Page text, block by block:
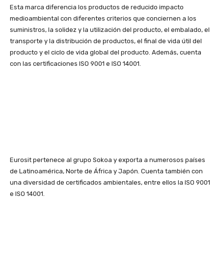
Esta marca diferencia los productos de reducido impacto
medioambiental con diferentes criterios que conciernen a los
suministros, la solidez y la utilización del producto, el embalado, el
transporte y la distribución de productos, el final de vida útil del
producto y el ciclo de vida global del producto. Además, cuenta
con las certificaciones ISO 9001 e ISO 14001.
Eurosit pertenece al grupo Sokoa y exporta a numerosos países
de Latinoamérica, Norte de África y Japón. Cuenta también con
una diversidad de certificados ambientales, entre ellos la ISO 9001
e ISO 14001.